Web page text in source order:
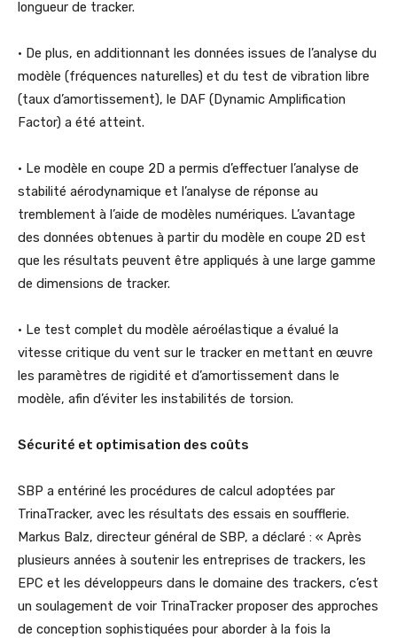
longueur de tracker.
• De plus, en additionnant les données issues de l’analyse du
modèle (fréquences naturelles) et du test de vibration libre
(taux d’amortissement), le DAF (Dynamic Amplification
Factor) a été atteint.
• Le modèle en coupe 2D a permis d’effectuer l’analyse de
stabilité aérodynamique et l’analyse de réponse au
tremblement à l’aide de modèles numériques. L’avantage
des données obtenues à partir du modèle en coupe 2D est
que les résultats peuvent être appliqués à une large gamme
de dimensions de tracker.
• Le test complet du modèle aéroélastique a évalué la
vitesse critique du vent sur le tracker en mettant en œuvre
les paramètres de rigidité et d’amortissement dans le
modèle, afin d’éviter les instabilités de torsion.
Sécurité et optimisation des coûts
SBP a entériné les procédures de calcul adoptées par
TrinaTracker, avec les résultats des essais en soufflerie.
Markus Balz, directeur général de SBP, a déclaré : « Après
plusieurs années à soutenir les entreprises de trackers, les
EPC et les développeurs dans le domaine des trackers, c’est
un soulagement de voir TrinaTracker proposer des approches
de conception sophistiquées pour aborder à la fois la